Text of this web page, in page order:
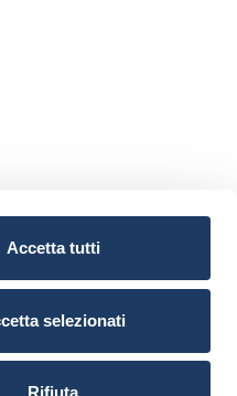
Accetta tutti
selezionati
Rifiuta